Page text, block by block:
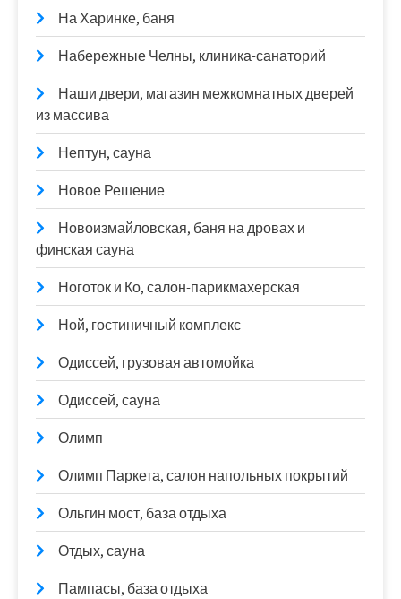
На Харинке, баня
Набережные Челны, клиника-санаторий
Наши двери, магазин межкомнатных дверей
из массива
Нептун, сауна
Новое Решение
Новоизмайловская, баня на дровах и
финская сауна
Ноготок и Ко, салон-парикмахерская
Ной, гостиничный комплекс
Одиссей, грузовая автомойка
Одиссей, сауна
Олимп
Олимп Паркета, салон напольных покрытий
Ольгин мост, база отдыха
Отдых, сауна
Пампасы, база отдыха